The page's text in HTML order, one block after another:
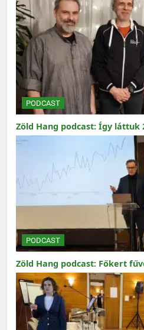
PODCAST
Zöld Hang podcast: Így láttuk
PODCAST
Zöld Hang podcast: Főkert